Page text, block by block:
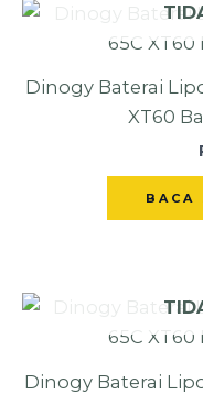
Dinogy Baterai
XT60
BACA
Dinogy Baterai